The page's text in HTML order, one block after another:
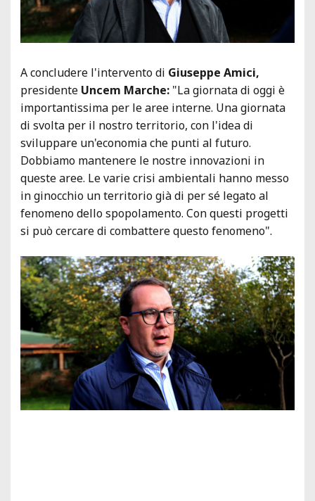
A concludere l'intervento di Giuseppe Amici,
presidente Uncem Marche: "La giornata di oggi è
importantissima per le aree interne. Una giornata
di svolta per il nostro territorio, con l'idea di
sviluppare un'economia che punti al futuro.
Dobbiamo mantenere le nostre innovazioni in
queste aree. Le varie crisi ambientali hanno messo
in ginocchio un territorio già di per sé legato al
fenomeno dello spopolamento. Con questi progetti
si può cercare di combattere questo fenomeno".